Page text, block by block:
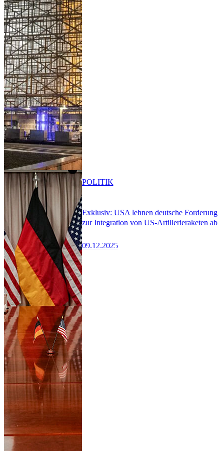
Exklusiv: USA lehnen deutsche Forderung
zur Integration von US-Artillerieraketen ab
09.12.2025
POLITIK